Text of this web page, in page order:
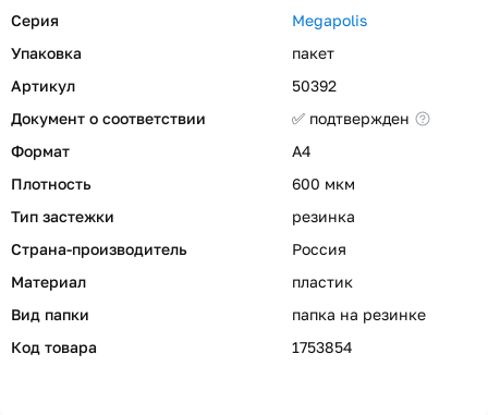
Серия
Megapolis
Упаковка
пакет
Артикул
50392
Документ о соответствии
✅ подтвержден
Формат
A4
Плотность
600 мкм
Тип застежки
резинка
Страна-производитель
Россия
Материал
пластик
Вид папки
папка на резинке
Код товара
1753854